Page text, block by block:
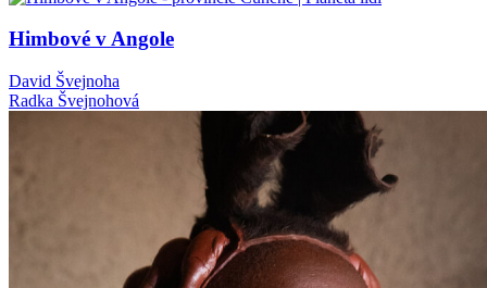
Himbové v Angole
David Švejnoha
Radka Švejnohová